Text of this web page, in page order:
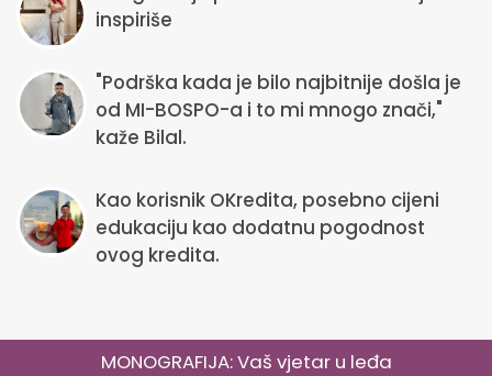
inspiriše
"Podrška kada je bilo najbitnije došla je
od MI-BOSPO-a i to mi mnogo znači,"
kaže Bilal.
Kao korisnik OKredita, posebno cijeni
edukaciju kao dodatnu pogodnost
ovog kredita.
MONOGRAFIJA: Vaš vjetar u leđa